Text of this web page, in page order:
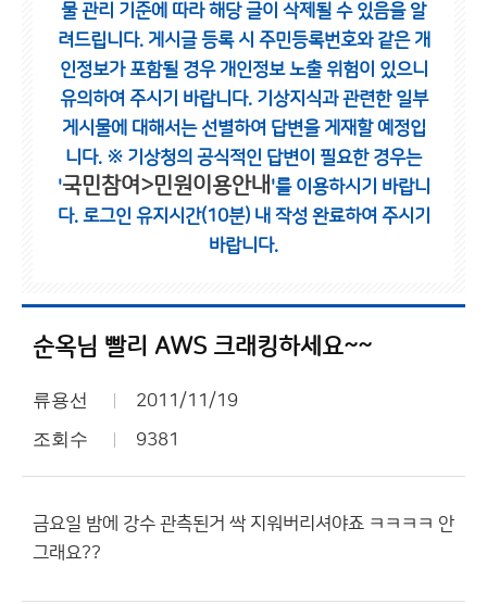
물 관리 기준에 따라 해당 글이 삭제될 수 있음을 알
려드립니다. 게시글 등록 시 주민등록번호와 같은 개
인정보가 포함될 경우 개인정보 노출 위험이 있으니
유의하여 주시기 바랍니다. 기상지식과 관련한 일부
게시물에 대해서는 선별하여 답변을 게재할 예정입
니다. ※ 기상청의 공식적인 답변이 필요한 경우는
'국민참여>민원이용안내 '를 이용하시기 바랍니
다. 로그인 유지시간(10분) 내 작성 완료하여 주시기
바랍니다.
순옥님 빨리 AWS 크래킹하세요~~
류용선 2011/11/19
조회수 9381
금요일 밤에 강수 관측된거 싹 지워버리셔야죠 ㅋㅋㅋㅋ 안
그래요??